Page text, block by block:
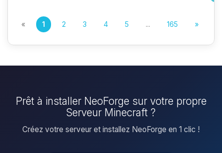
« 1 2 3 4 5 ... 165 »
Prêt à installer NeoForge sur votre propre
Serveur Minecraft ?
Créez votre serveur et installez NeoForge en 1 clic !